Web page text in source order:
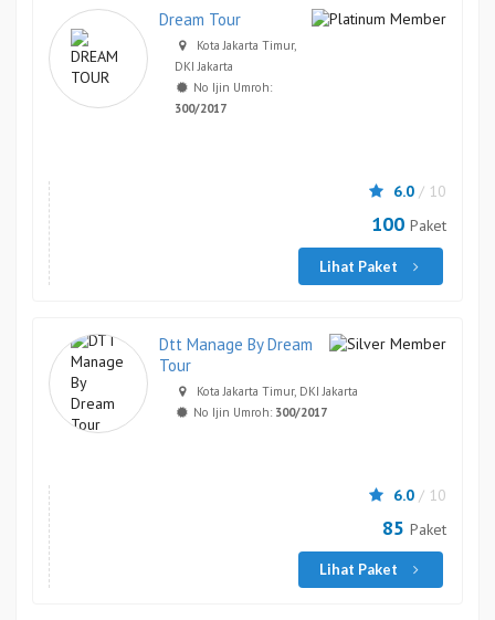
Dream Tour
Kota Jakarta Timur,
DKI Jakarta
No Ijin Umroh:
300/2017
6.0 / 10
100 Paket
Lihat Paket
Dtt Manage By Dream
Tour
Kota Jakarta Timur, DKI Jakarta
No Ijin Umroh: 300/2017
6.0 / 10
85 Paket
Lihat Paket